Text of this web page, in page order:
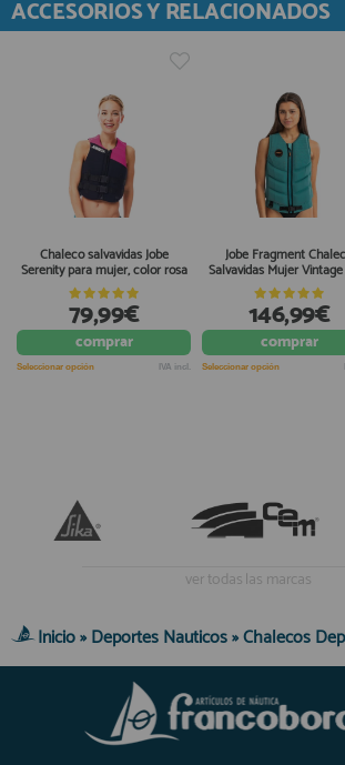
ACCESORIOS Y RELACIONADOS
Chaleco salvavidas Jobe
Serenity para mujer, color rosa
79,99€
comprar
Seleccionar opción IVA incl.
Jobe Fragment
Salvavidas Mujer
146,99€
comprar
Seleccionar opción
ver todas las marcas
Inicio»Deportes Nauticos»Chalecos